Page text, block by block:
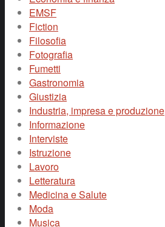
EMSF
Fiction
Filosofia
Fotografia
Fumetti
Gastronomia
Giustizia
Industria, impresa e produzione
Informazione
Interviste
Istruzione
Lavoro
Letteratura
Medicina e Salute
Moda
Musica